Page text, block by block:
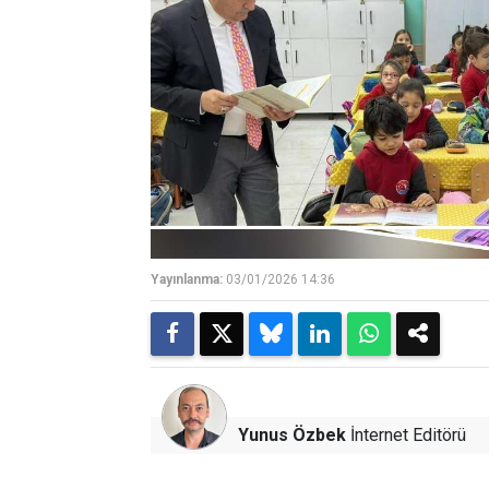
Yayınlanma: 03/01/2026 14:36
Yunus Özbek İnternet Editörü